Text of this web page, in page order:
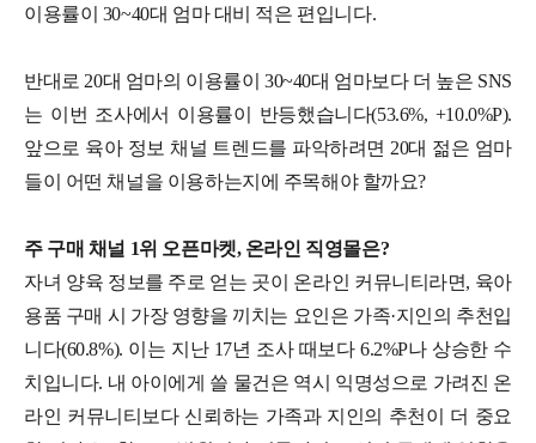
이용률이 30~40대 엄마 대비 적은 편입니다.
반대로 20대 엄마의 이용률이 30~40대 엄마보다 더 높은 SNS
는 이번 조사에서 이용률이 반등했습니다(53.6%, +10.0%P).
앞으로 육아 정보 채널 트렌드를 파악하려면 20대 젊은 엄마
들이 어떤 채널을 이용하는지에 주목해야 할까요?
주 구매 채널 1위 오픈마켓, 온라인 직영몰은?
자녀 양육 정보를 주로 얻는 곳이 온라인 커뮤니티라면, 육아
용품 구매 시 가장 영향을 끼치는 요인은 가족·지인의 추천입
니다(60.8%). 이는 지난 17년 조사 때보다 6.2%P나 상승한 수
치입니다. 내 아이에게 쓸 물건은 역시 익명성으로 가려진 온
라인 커뮤니티보다 신뢰하는 가족과 지인의 추천이 더 중요